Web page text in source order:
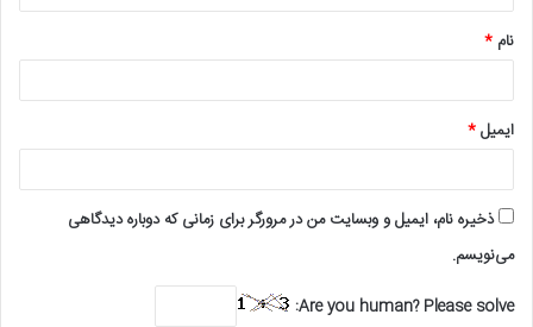
*
نام *
ایمیل*
ذخیره نام، ایمیل و وبسایت من در مرورگر برای زمانی که دوباره دیدگاهی
می‌نویسم.
Are you human? Please solve: